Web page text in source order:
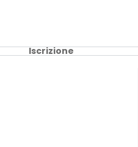
Iscrizione